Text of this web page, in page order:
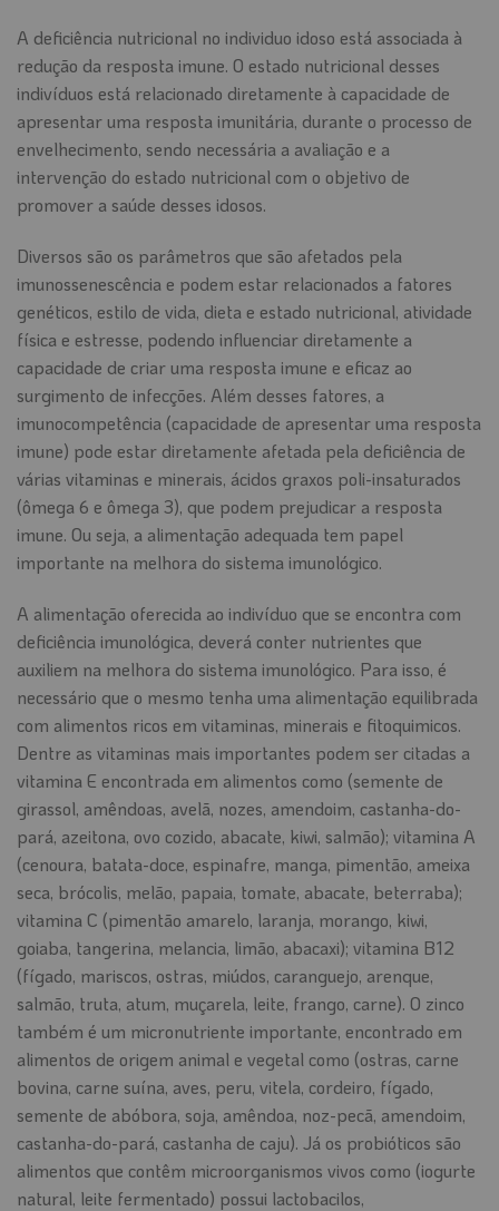
A deficiência nutricional no individuo idoso está associada à
redução da resposta imune. O estado nutricional desses
indivíduos está relacionado diretamente à capacidade de
apresentar uma resposta imunitária, durante o processo de
envelhecimento, sendo necessária a avaliação e a
intervenção do estado nutricional com o objetivo de
promover a saúde desses idosos.
Diversos são os parâmetros que são afetados pela
imunossenescência e podem estar relacionados a fatores
genéticos, estilo de vida, dieta e estado nutricional, atividade
física e estresse, podendo influenciar diretamente a
capacidade de criar uma resposta imune e eficaz ao
surgimento de infecções. Além desses fatores, a
imunocompetência (capacidade de apresentar uma resposta
imune) pode estar diretamente afetada pela deficiência de
várias vitaminas e minerais, ácidos graxos poli-insaturados
(ômega 6 e ômega 3), que podem prejudicar a resposta
imune. Ou seja, a alimentação adequada tem papel
importante na melhora do sistema imunológico.
A alimentação oferecida ao indivíduo que se encontra com
deficiência imunológica, deverá conter nutrientes que
auxiliem na melhora do sistema imunológico. Para isso, é
necessário que o mesmo tenha uma alimentação equilibrada
com alimentos ricos em vitaminas, minerais e fitoquimicos.
Dentre as vitaminas mais importantes podem ser citadas a
vitamina E encontrada em alimentos como (semente de
girassol, amêndoas, avelã, nozes, amendoim, castanha-do-
pará, azeitona, ovo cozido, abacate, kiwi, salmão); vitamina A
(cenoura, batata-doce, espinafre, manga, pimentão, ameixa
seca, brócolis, melão, papaia, tomate, abacate, beterraba);
vitamina C (pimentão amarelo, laranja, morango, kiwi,
goiaba, tangerina, melancia, limão, abacaxi); vitamina B12
(fígado, mariscos, ostras, miúdos, caranguejo, arenque,
salmão, truta, atum, muçarela, leite, frango, carne). O zinco
também é um micronutriente importante, encontrado em
alimentos de origem animal e vegetal como (ostras, carne
bovina, carne suína, aves, peru, vitela, cordeiro, fígado,
semente de abóbora, soja, amêndoa, noz-pecã, amendoim,
castanha-do-pará, castanha de caju). Já os probióticos são
alimentos que contêm microorganismos vivos como (iogurte
natural, leite fermentado) possui lactobacilos,